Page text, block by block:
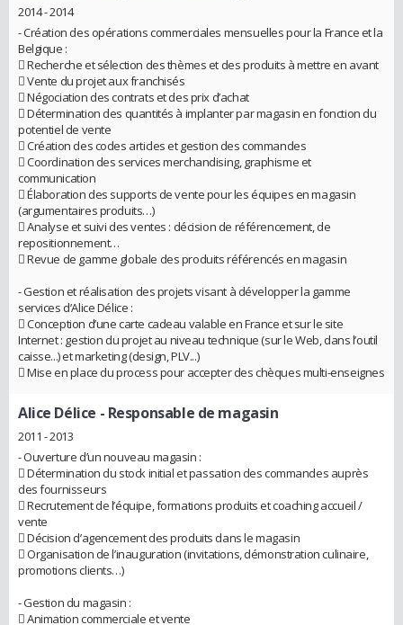
2014 - 2014
- Création des opérations commerciales mensuelles pour la France et la
Belgique :
 Recherche et sélection des thèmes et des produits à mettre en avant
 Vente du projet aux franchisés
 Négociation des contrats et des prix d’achat
 Détermination des quantités à implanter par magasin en fonction du
potentiel de vente
 Création des codes articles et gestion des commandes
 Coordination des services merchandising, graphisme et
communication
 Élaboration des supports de vente pour les équipes en magasin
(argumentaires produits…)
 Analyse et suivi des ventes : décision de référencement, de
repositionnement…
 Revue de gamme globale des produits référencés en magasin
- Gestion et réalisation des projets visant à développer la gamme
services d’Alice Délice :
 Conception d’une carte cadeau valable en France et sur le site
Internet : gestion du projet au niveau technique (sur le Web, dans l’outil
caisse...) et marketing (design, PLV...)
 Mise en place du process pour accepter des chèques multi-enseignes
Alice Délice - Responsable de magasin
2011 - 2013
- Ouverture d’un nouveau magasin :
 Détermination du stock initial et passation des commandes auprès
des fournisseurs
 Recrutement de l’équipe, formations produits et coaching accueil /
vente
 Décision d’agencement des produits dans le magasin
 Organisation de l’inauguration (invitations, démonstration culinaire,
promotions clients…)
- Gestion du magasin :
 Animation commerciale et vente